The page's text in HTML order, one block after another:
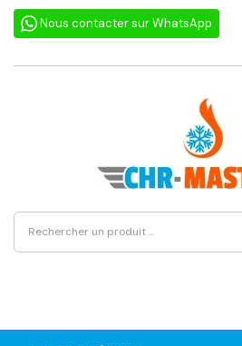
Nous contacter sur WhatsApp